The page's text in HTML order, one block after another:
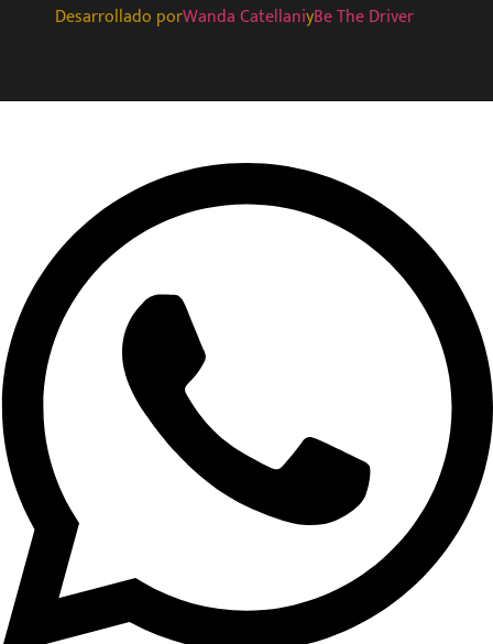
Desarrollado porWanda CatellaniyBe The Driver